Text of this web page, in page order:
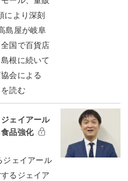
により深刻
島屋が岐阜
国で百貨店
根に続いて
会による
読む
ェイアール
品強化
ェイアール
るジェイア